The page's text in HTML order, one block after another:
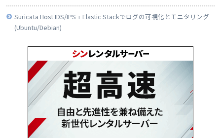
Suricata Host IDS/IPS + Elastic Stackでログの可視化とモニタリング
(Ubuntu/Debian)